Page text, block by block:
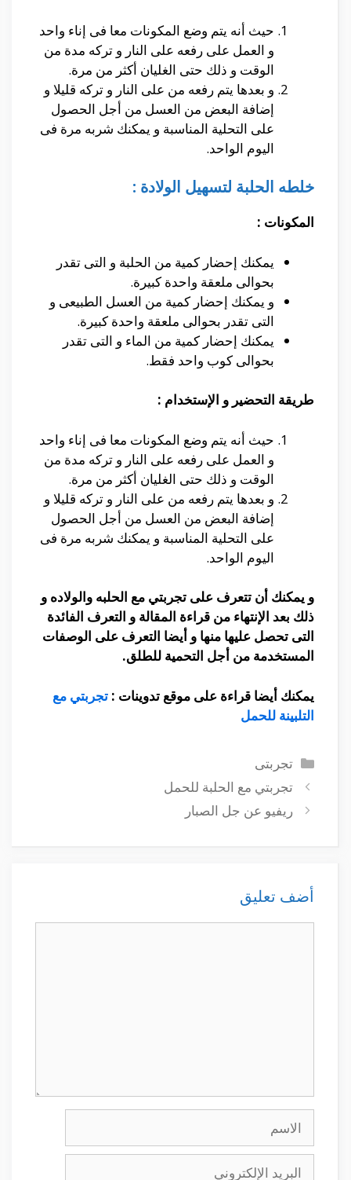
حيث أنه يتم وضع المكونات معا فى إناء واحد
و العمل على رفعه على النار و تركه مدة من
الوقت و ذلك حتى الغليان أكثر من مرة.
و بعدها يتم رفعه من على النار و تركه قليلا و
إضافة البعض من العسل من أجل الحصول
على التحلية المناسبة و يمكنك شربه مرة فى
اليوم الواحد.
خلطه الحلبة لتسهيل الولادة :
المكونات :
يمكنك إحضار كمية من الحلبة و التى تقدر
بحوالى ملعقة واحدة كبيرة.
و يمكنك إحضار كمية من العسل الطبيعى و
التى تقدر بحوالى ملعقة واحدة كبيرة.
يمكنك إحضار كمية من الماء و التى تقدر
بحوالى كوب واحد فقط.
طريقة التحضير و الإستخدام :
حيث أنه يتم وضع المكونات معا فى إناء واحد
و العمل على رفعه على النار و تركه مدة من
الوقت و ذلك حتى الغليان أكثر من مرة.
و بعدها يتم رفعه من على النار و تركه قليلا و
إضافة البعض من العسل من أجل الحصول
على التحلية المناسبة و يمكنك شربه مرة فى
اليوم الواحد.
و يمكنك أن تتعرف على تجربتي مع الحلبه والولاده و
ذلك بعد الإنتهاء من قراءة المقالة و التعرف الفائدة
التى تحصل عليها منها و أيضا التعرف على الوصفات
المستخدمة من أجل التحمية للطلق.
يمكنك أيضا قراءة على موقع تدوينات : تجربتي مع
التلبينة للحمل
التصنيفات
تجربتى
تجربتي مع الحلبة للحمل
ريفيو عن جل الصبار
أضف تعليق